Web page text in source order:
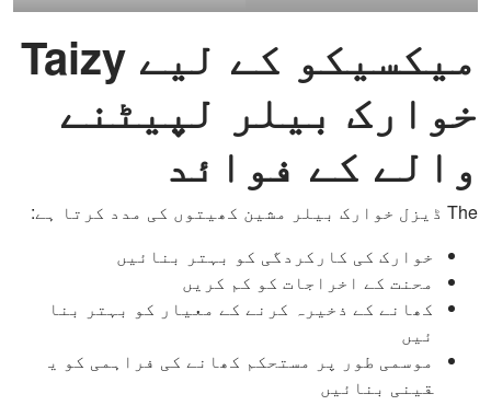
میکسیکو کے لیے Taizy
خوارک بیلر لپیٹنے
والے کے فوائد
The ڈیزل خوارک بیلر مشین کھیتوں کی مدد کرتا ہے:
خوارک کی کارکردگی کو بہتر بنائیں
محنت کے اخراجات کو کم کریں
کھانے کے ذخیرہ کرنے کے معیار کو بہتر بنا
ئیں
موسمی طور پر مستحکم کھانے کی فراہمی کو ی
قینی بنائیں